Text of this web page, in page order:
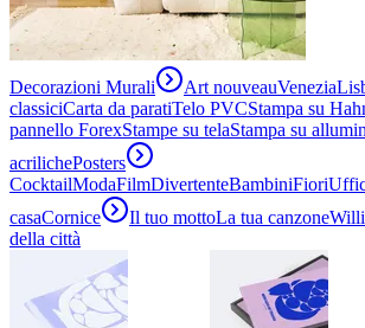
Decorazioni Murali Art nouveauVenezia
classiciCarta da paratiTelo PVCStampa su
pannello ForexStampe su telaStampa su
acrilichePosters
CocktailModaFilmDivertenteBambiniFiori
casaCornice Il tuo mottoLa tua canzone
della città